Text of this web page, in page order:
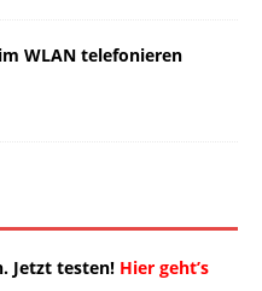
WLAN telefonieren
Jetzt testen! Hier geht’s